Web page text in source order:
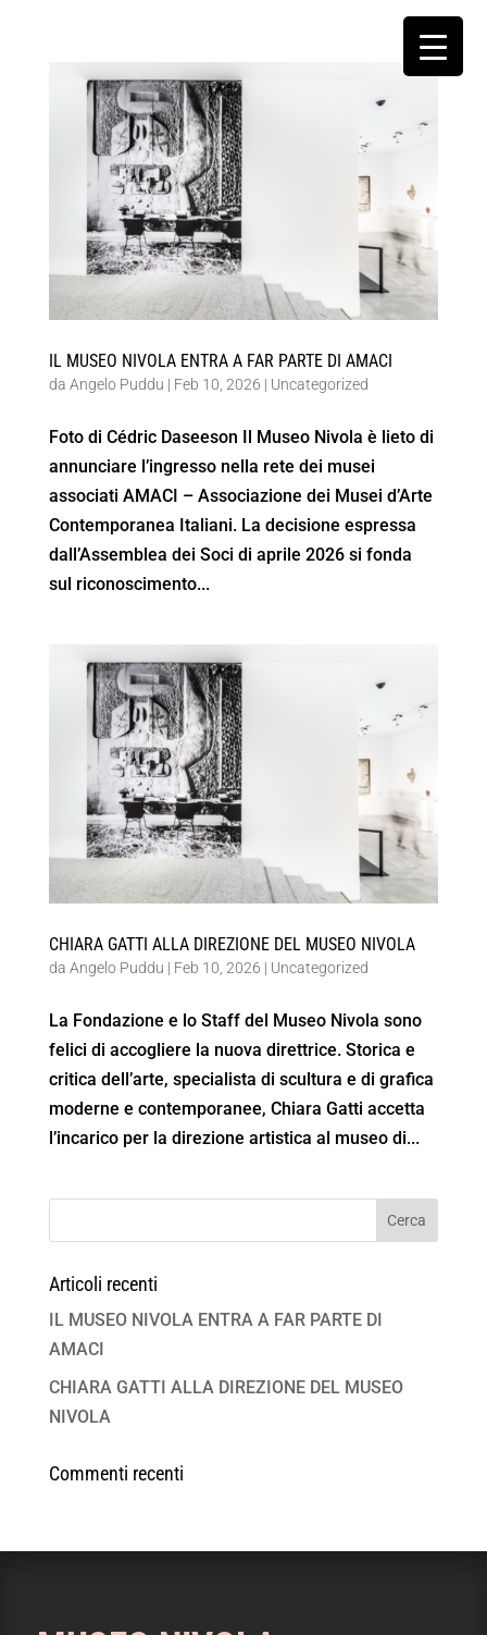
IL MUSEO NIVOLA ENTRA A FAR PARTE DI AMACI
da Angelo Puddu | Feb 10, 2026 | Uncategorized
Foto di Cédric Daseeson Il Museo Nivola è lieto di
annunciare l’ingresso nella rete dei musei
associati AMACI – Associazione dei Musei d’Arte
Contemporanea Italiani. La decisione espressa
dall’Assemblea dei Soci di aprile 2026 si fonda
sul riconoscimento...
CHIARA GATTI ALLA DIREZIONE DEL MUSEO NIVOLA
da Angelo Puddu | Feb 10, 2026 | Uncategorized
La Fondazione e lo Staff del Museo Nivola sono
felici di accogliere la nuova direttrice. Storica e
critica dell’arte, specialista di scultura e di grafica
moderne e contemporanee, Chiara Gatti accetta
l’incarico per la direzione artistica al museo di...
Articoli recenti
IL MUSEO NIVOLA ENTRA A FAR PARTE DI
AMACI
CHIARA GATTI ALLA DIREZIONE DEL MUSEO
NIVOLA
Commenti recenti